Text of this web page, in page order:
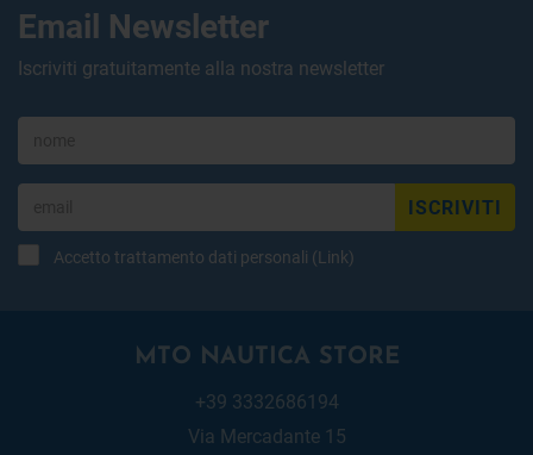
Email Newsletter
Iscriviti gratuitamente alla nostra newsletter
ISCRIVITI
Accetto trattamento dati personali (Link)
MTO NAUTICA STORE
+39 3332686194
Via Mercadante 15